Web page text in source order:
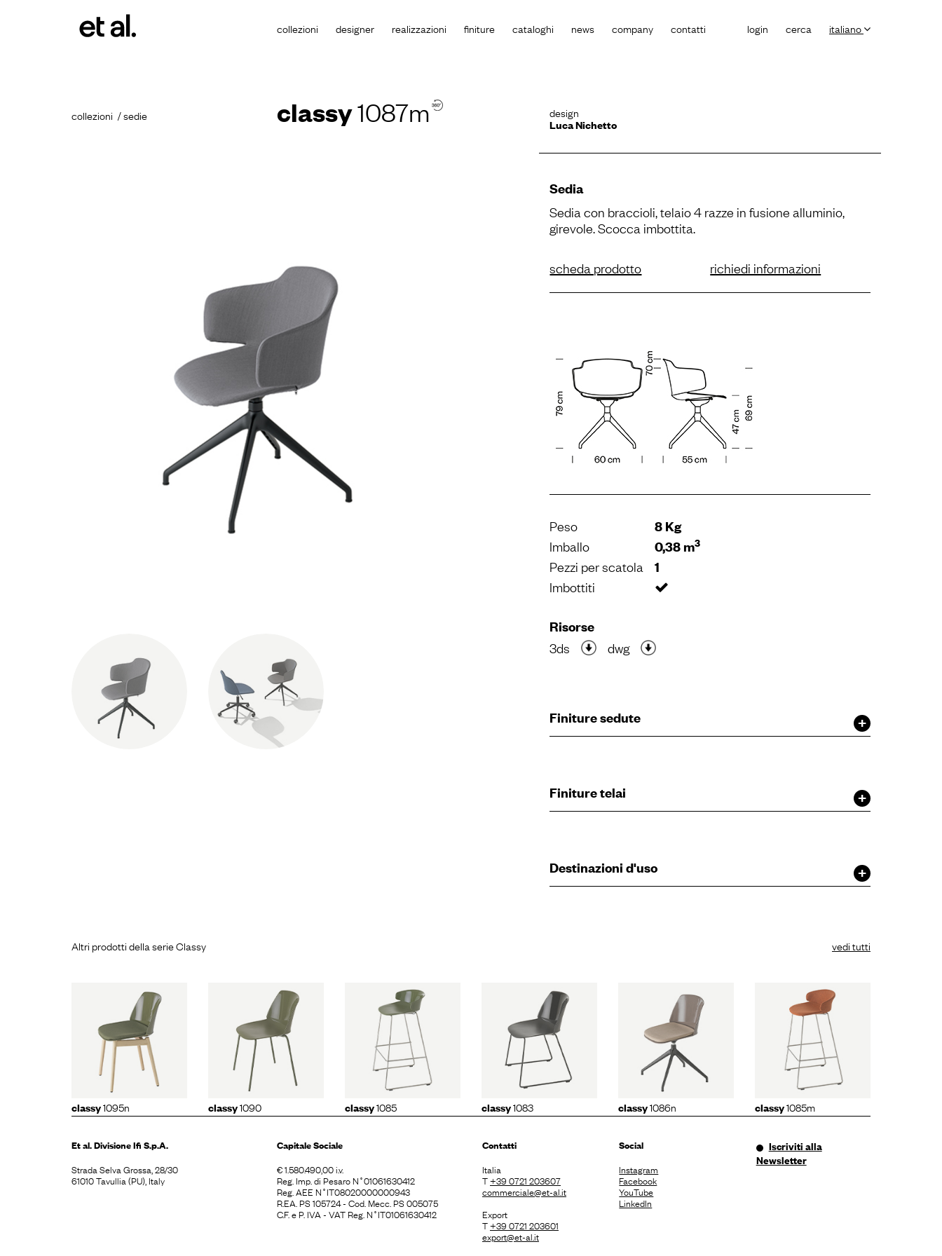
login cerca italiano
collezioni designer realizzazioni finiture cataloghi news company contatti
collezioni sedie classy1087m design
Luca Nichetto
Sedia
Sedia con braccioli, telaio 4 razze in fusione alluminio,
girevole. Scocca imbottita.
scheda prodotto richiedi informazioni
Peso 8 Kg
Imballo 0,38 m3
Pezzi per scatola 1
Imbottiti
Risorse
3ds dwg
Finiture sedute
Finiture telai
Destinazioni d'uso
Altri prodotti della serie Classy vedi tutti
classy1095n
classy
classy1090
classy
classy1085
classy
classy1083
classy
1086n
classy1086n
classy
1085m
classy1085m
Et al. DivisioneIfi S.p.A.
Strada Selva Grossa, 28/30
61010 Tavullia (PU), Italy
Capitale Sociale
€ 1.580.490,00 i.v.
Reg. Imp. di Pesaro N˚01061630412
Reg. AEE N˚IT08020000000943
R.EA. PS 105724 - Cod. Mecc. PS 005075
C.F. e P. IVA - VAT Reg. N˚IT01061630412
Contatti
Italia
T+39 0721 203607
commerciale@et-al.it
Export
T+39 0721 203601
export@et-al.it
Social
Instagram
Facebook
YouTube
LinkedIn
Iscriviti alla
Newsletter